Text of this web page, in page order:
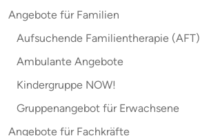
Angebote für Familien
Aufsuchende Familientherapie (AFT)
Ambulante Angebote
Kindergruppe NOW!
Gruppenangebot für Erwachsene
Angebote für Fachkräfte